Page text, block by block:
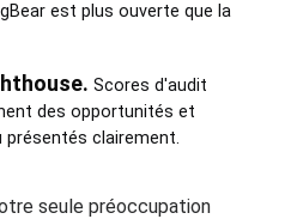
est plus ouverte que la
Scores d'audit
des opportunités et
présentés clairement.
seule préoccupation